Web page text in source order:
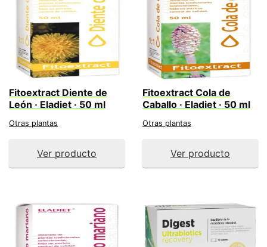
Fitoextract Diente de
León · Eladiet · 50 ml
Otras plantas
Ver producto
Fitoextract Cola de
Caballo · Eladiet · 50 ml
Otras plantas
Ver producto